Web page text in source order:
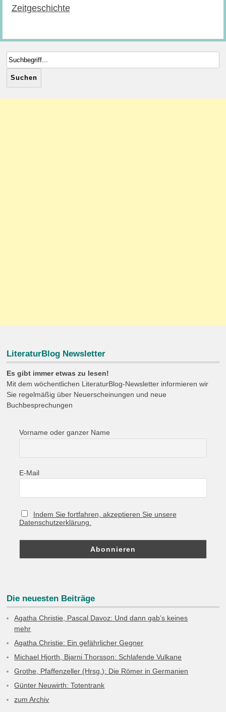
Zeitgeschichte
LiteraturBlog Newsletter
Es gibt immer etwas zu lesen!
Mit dem wöchentlichen LiteraturBlog-Newsletter informieren wir
Sie regelmäßig über Neuerscheinungen und neue
Buchbesprechungen
Vorname oder ganzer Name
E-Mail
Indem Sie fortfahren, akzeptieren Sie unsere
Datenschutzerklärung.
Die neuesten Beiträge
Agatha Christie, Pascal Davoz: Und dann gab’s keines
mehr
Agatha Christie: Ein gefährlicher Gegner
Michael Hjorth, Bjarni Thorsson: Schlafende Vulkane
Grothe, Pfaffenzeller (Hrsg.): Die Römer in Germanien
Günter Neuwirth: Totentrank
zum Archiv